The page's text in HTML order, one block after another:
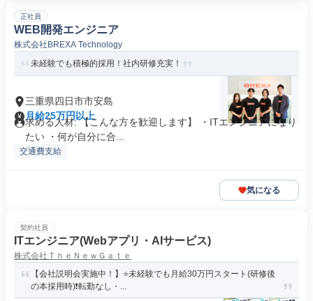
正社員
WEB開発エンジニア
株式会社BREXA Technology
未経験でも積極的採用！社内研修充実！
三重県四日市市安島
月給25万円以上
求める人材: 【こんな方を歓迎します】 ・ITエンジニアになり
たい ・何が自分に合...
交通費支給
気になる
契約社員
ITエンジニア(Webアプリ・AIサービス)
株式会社ＴｈｅＮｅｗＧａｔｅ
【会社説明会実施中！】⭐️未経験でも月給30万円スタート(研修後
の本採用時)❗️転勤なし・...